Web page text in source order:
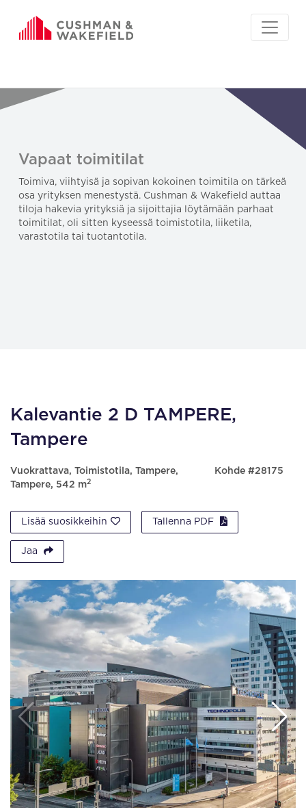
Vapaat toimitilat
Toimiva, viihtyisä ja sopivan kokoinen toimitila on tärkeä
osa yrityksen menestystä. Cushman & Wakefield auttaa
tiloja hakevia yrityksiä ja sijoittajia löytämään parhaat
toimitilat, oli sitten kyseessä toimistotila, liiketila,
varastotila tai tuotantotila.
Kalevantie 2 D TAMPERE,
Tampere
Vuokrattava, Toimistotila, Tampere,
Tampere, 542 m2
Kohde #28175
Lisää suosikkeihin Tallenna PDF
Jaa